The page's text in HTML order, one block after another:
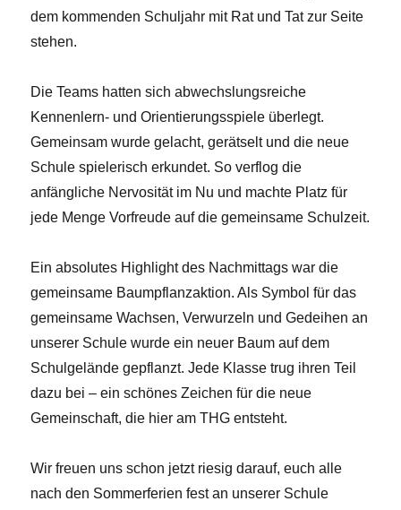
dem kommenden Schuljahr mit Rat und Tat zur Seite
stehen.
Die Teams hatten sich abwechslungsreiche
Kennenlern- und Orientierungsspiele überlegt.
Gemeinsam wurde gelacht, gerätselt und die neue
Schule spielerisch erkundet. So verflog die
anfängliche Nervosität im Nu und machte Platz für
jede Menge Vorfreude auf die gemeinsame Schulzeit.
Ein absolutes Highlight des Nachmittags war die
gemeinsame Baumpflanzaktion. Als Symbol für das
gemeinsame Wachsen, Verwurzeln und Gedeihen an
unserer Schule wurde ein neuer Baum auf dem
Schulgelände gepflanzt. Jede Klasse trug ihren Teil
dazu bei – ein schönes Zeichen für die neue
Gemeinschaft, die hier am THG entsteht.
Wir freuen uns schon jetzt riesig darauf, euch alle
nach den Sommerferien fest an unserer Schule